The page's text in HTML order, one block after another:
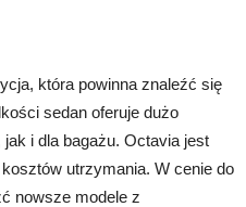
która powinna znaleźć się
sedan oferuje dużo
i dla bagażu. Octavia jest
utrzymania. W cenie do
nowsze modele z